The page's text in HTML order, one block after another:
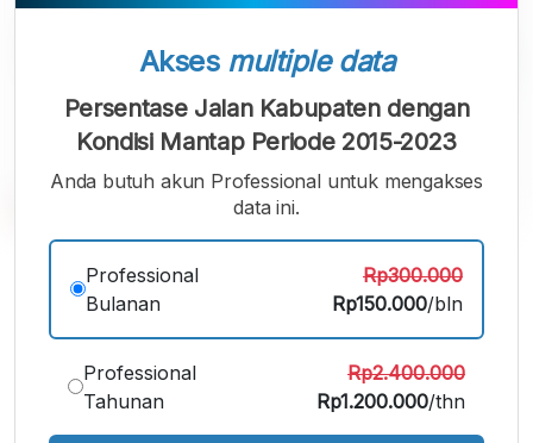
Font
Sedang
Font
Besar
Akses multiple data
Persentase Jalan Kabupaten dengan
Kondisi Mantap Periode 2015-2023
Anda butuh akun Professional untuk mengakses
data ini.
Professional
Bulanan
Rp300.000
Rp150.000/bln
Professional
Tahunan
Rp2.400.000
Rp1.200.000/thn